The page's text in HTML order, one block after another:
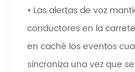
• Las alertas de voz
conductores en la
en caché los eventos
sincroniza una vez que